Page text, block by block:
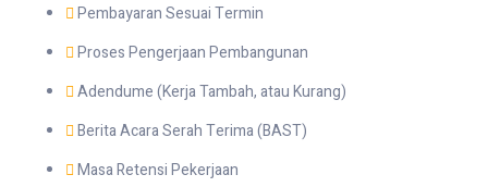
Pembayaran Sesuai Termin
Proses Pengerjaan Pembangunan
Adendume (Kerja Tambah, atau Kurang)
Berita Acara Serah Terima (BAST)
Masa Retensi Pekerjaan